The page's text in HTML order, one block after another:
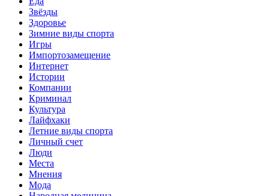
Звёзды
Здоровье
Зимние виды спорта
Игры
Импортозамещение
Интернет
Истории
Компании
Криминал
Культура
Лайфхаки
Летние виды спорта
Личный счет
Люди
Места
Мнения
Мода